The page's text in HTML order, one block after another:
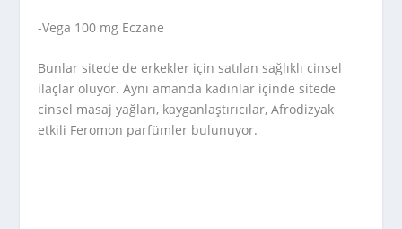
-Vega 100 mg Eczane
Bunlar sitede de erkekler için satılan sağlıklı cinsel
ilaçlar oluyor. Aynı amanda kadınlar içinde sitede
cinsel masaj yağları, kayganlaştırıcılar, Afrodizyak
etkili Feromon parfümler bulunuyor.